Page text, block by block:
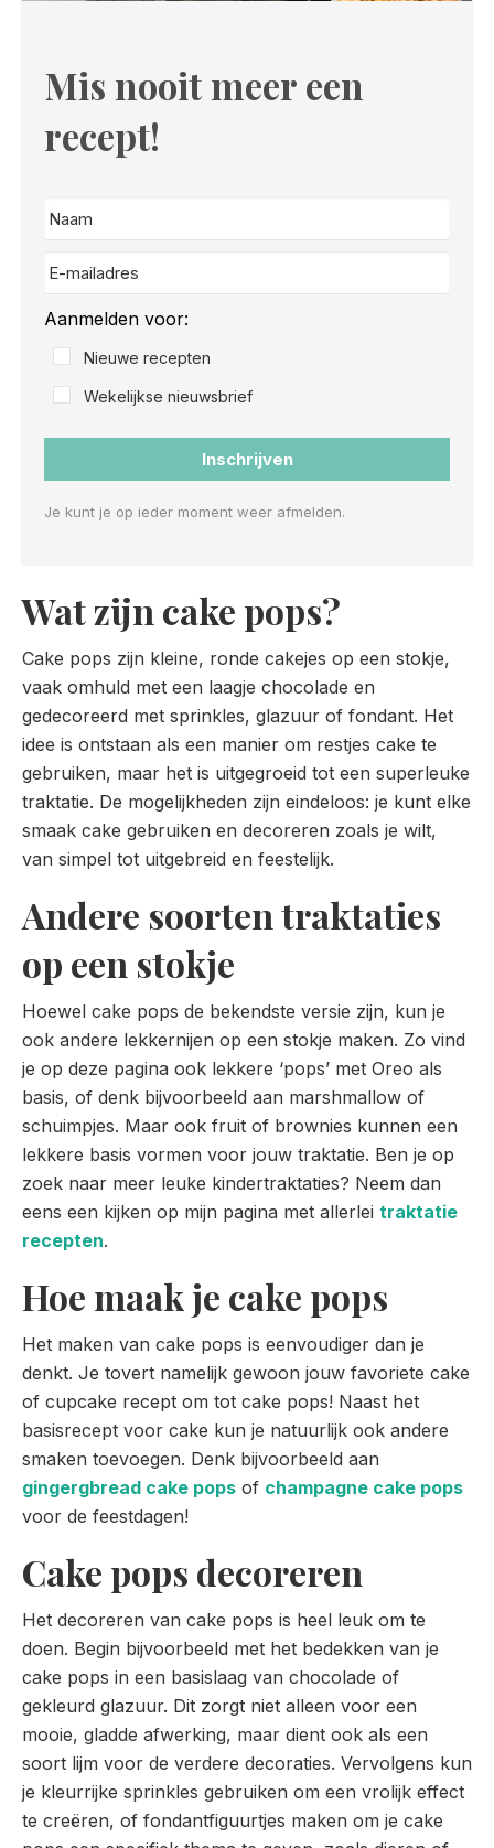
Mis nooit meer een
recept!
Aanmelden voor:
Nieuwe recepten
Wekelijkse nieuwsbrief
Inschrijven
Je kunt je op ieder moment weer afmelden.
Wat zijn cake pops?
Cake pops zijn kleine, ronde cakejes op een stokje,
vaak omhuld met een laagje chocolade en
gedecoreerd met sprinkles, glazuur of fondant. Het
idee is ontstaan als een manier om restjes cake te
gebruiken, maar het is uitgegroeid tot een superleuke
traktatie. De mogelijkheden zijn eindeloos: je kunt elke
smaak cake gebruiken en decoreren zoals je wilt,
van simpel tot uitgebreid en feestelijk.
Andere soorten traktaties
op een stokje
Hoewel cake pops de bekendste versie zijn, kun je
ook andere lekkernijen op een stokje maken. Zo vind
je op deze pagina ook lekkere ‘pops’ met Oreo als
basis, of denk bijvoorbeeld aan marshmallow of
schuimpjes. Maar ook fruit of brownies kunnen een
lekkere basis vormen voor jouw traktatie. Ben je op
zoek naar meer leuke kindertraktaties? Neem dan
eens een kijken op mijn pagina met allerlei traktatie
recepten.
Hoe maak je cake pops
Het maken van cake pops is eenvoudiger dan je
denkt. Je tovert namelijk gewoon jouw favoriete cake
of cupcake recept om tot cake pops! Naast het
basisrecept voor cake kun je natuurlijk ook andere
smaken toevoegen. Denk bijvoorbeeld aan
gingergbread cake pops of champagne cake pops
voor de feestdagen!
Cake pops decoreren
Het decoreren van cake pops is heel leuk om te
doen. Begin bijvoorbeeld met het bedekken van je
cake pops in een basislaag van chocolade of
gekleurd glazuur. Dit zorgt niet alleen voor een
mooie, gladde afwerking, maar dient ook als een
soort lijm voor de verdere decoraties. Vervolgens kun
je kleurrijke sprinkles gebruiken om een vrolijk effect
te creëren, of fondantfiguurtjes maken om je cake